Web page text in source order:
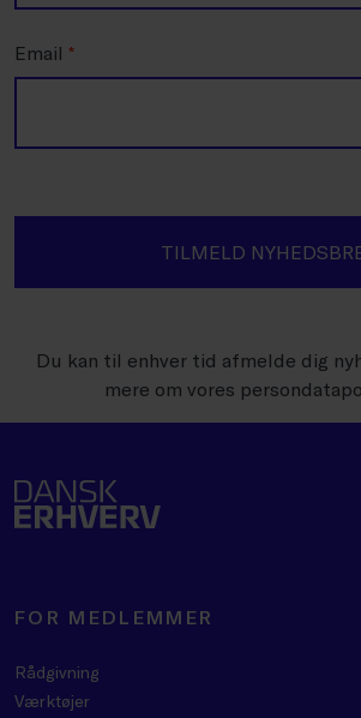
Email *
TILMELD
Du kan til enhver tid afmelde dig
mere om vores
FOR MEDLEMMER
Rådgivning
Værktøjer